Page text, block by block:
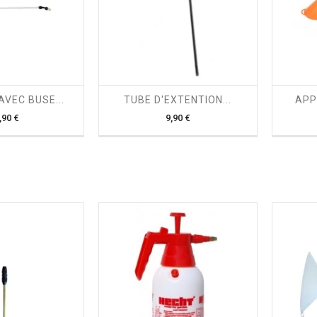
BUSE...
€

TUBE D'EXTENTION...
9,90 €Prix